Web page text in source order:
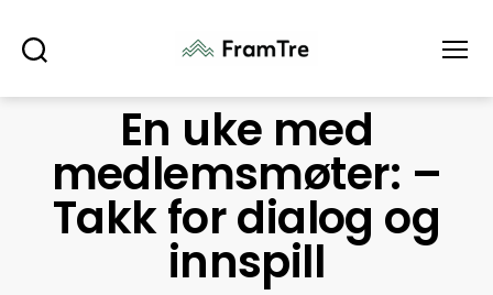
En uke med
medlemsmøter: –
Takk for dialog og
innspill